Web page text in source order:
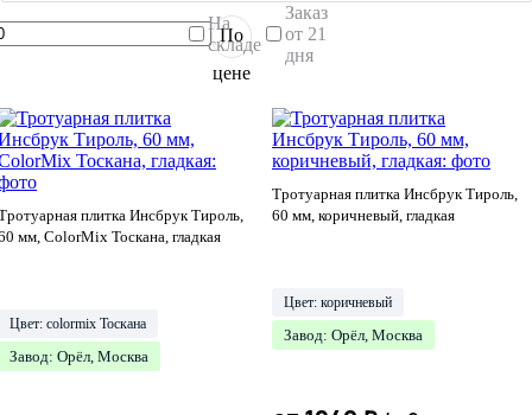
По
цене
На
складе
Заказ
от 21
дня
плитка Инсбрук Тироль,
мм, ColorMix Тоскана, гладкая
Цвет: colormix Тоскана
Завод: Орёл, Москва
Тротуарная плитка Инсбрук Тироль,
60 мм, коричневый, гладкая
Цвет: коричневый
Завод: Орёл, Москва